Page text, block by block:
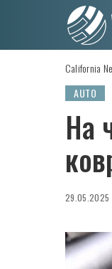
California
AUTO
На
29.05.2025